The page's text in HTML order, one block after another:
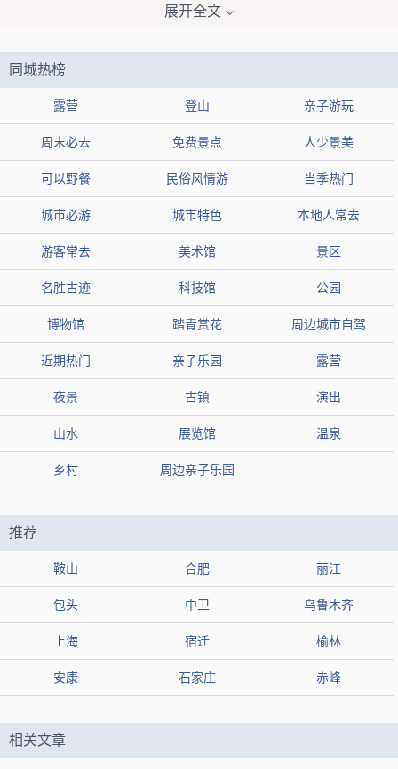
夜景不错 适合带娃 避暑胜地 可以欣赏古画
评论1：古镇主要由三部分组成，即街子古镇光严禅寺和凤栖山森林公
评论2：最早街子还没完全建成时，还经常来这边住农家乐休闲避暑
评论3：据说周末来此避暑遛娃的人还是很多的
组图
青龙湖湿地公园
成都市龙泉驿区
36.9万人近期来过
【简介】青龙湖湿地公园位于成都市龙泉驿区，是一处美丽的自
然保护区，拥有各种珍稀物种和壮观景观，适合户外探险和休闲
娱乐。
【地址】四川省成都市龙泉驿区十陵风景区内，18123234326
【标签】 适合观看湖景 停车场 赏花好去处 赏向日葵
适合观鸟 烧烤 适合垂钓 适合秋季游览 适合拍婚纱照
可搭帐篷 适合自驾
展开全文
同城热榜
露营 登山 亲子游玩
周末必去 免费景点 人少景美
可以野餐 民俗风情游 当季热门
城市必游 城市特色 本地人常去
游客常去 美术馆 景区
名胜古迹 科技馆 公园
博物馆 踏青赏花 周边城市自驾
近期热门 亲子乐园 露营
夜景 古镇 演出
山水 展览馆 温泉
乡村 周边亲子乐园
推荐
鞍山 合肥 丽江
包头 中卫 乌鲁木齐
上海 宿迁 榆林
安康 石家庄 赤峰
相关文章